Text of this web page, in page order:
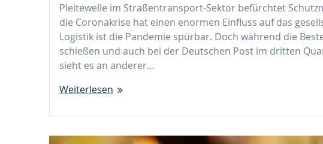
Pleitewelle im Straßentransport-Sektor befürchtet
die Coronakrise hat einen enormen Einfluss auf das
Logistik ist die Pandemie spürbar. Doch während die
schießen und auch bei der Deutschen Post im dritten
sieht es an anderer…
Weiterlesen